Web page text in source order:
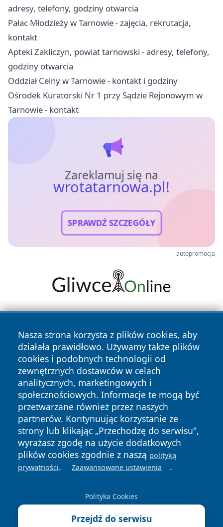
adresy, telefony, godziny otwarcia
Pałac Młodzieży w Tarnowie - zajęcia, rekrutacja,
kontakt
Apteki Zakliczyn, powiat tarnowski - adresy, telefony,
godziny otwarcia
Oddział Celny w Tarnowie - kontakt i godziny
Ośrodek Kuratorski Nr 1 przy Sądzie Rejonowym w
Tarnowie - kontakt
Zareklamuj się na
wrotatarnowa.pl!
SPRAWDŹ SZCZEGÓŁY
autopromocja
Nasza strona korzysta z plików cookies, aby
działała prawidłowo. Używamy także plików
cookies i podobnych technologii od
zewnętrznych dostawców w celach
analitycznych, marketingowych i
społecznościowych. Informacje te mogą być
przetwarzane również przez naszych
partnerów. Kontynuując korzystanie ze
strony lub klikając „Przechodzę do serwisu",
wyrażasz zgodę na użycie dodatkowych
plików cookies zgodnie z naszą polityką
prywatności. Zaawansowane ustawienia .
Polityka Cookies
Przejdź do serwisu
Copyright © 2026 wrotatarnowa.pl Wszystkie prawa
zastrzeżone.
News Autorzy
Polityka
Prywatności
Polityka
Cookies